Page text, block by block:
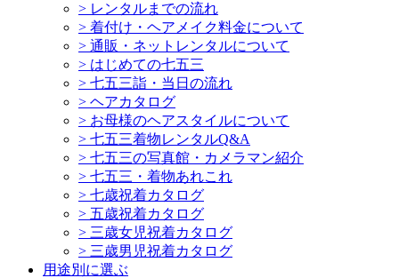
> レンタルまでの流れ
> 着付け・ヘアメイク料金について
> 通販・ネットレンタルについて
> はじめての七五三
> 七五三詣・当日の流れ
> ヘアカタログ
> お母様のヘアスタイルについて
> 七五三着物レンタルQ&A
> 七五三の写真館・カメラマン紹介
> 七五三・着物あれこれ
> 七歳祝着カタログ
> 五歳祝着カタログ
> 三歳女児祝着カタログ
> 三歳男児祝着カタログ
用途別に選ぶ